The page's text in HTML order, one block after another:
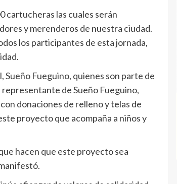
cartucheras las cuales serán
y merenderos de nuestra ciudad.
los participantes de esta jornada,
Fueguino, quienes son parte de
de Sueño Fueguino,
donaciones de relleno y telas de
proyecto que acompaña a niños y
hacen que este proyecto sea